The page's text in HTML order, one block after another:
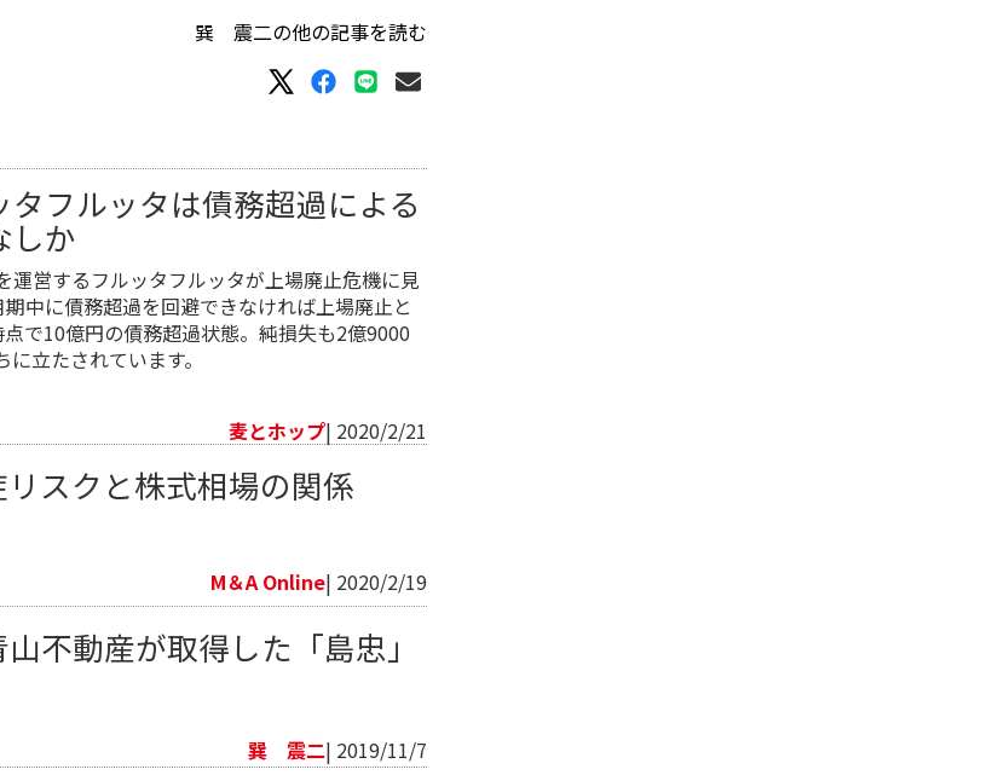
巽 震二の他の記事を読む
フルッタは債務超過による
しか
運営するフルッタフルッタが上場廃止危機に見
中に債務超過を回避できなければ上場廃止と
で10億円の債務超過状態。純損失も2億9000
立たされています。
麦とホップ| 2020/2/21
リスクと株式相場の関係
M＆A Online| 2020/2/19
不動産が取得した「島忠」
巽 震二| 2019/11/7